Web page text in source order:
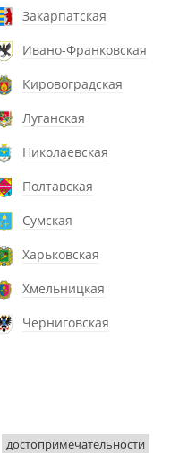
Закарпатская
Ивано-Франковская
Кировоградская
Луганская
Николаевская
Полтавская
Сумская
Харьковская
Хмельницкая
Черниговская
достопримечательности